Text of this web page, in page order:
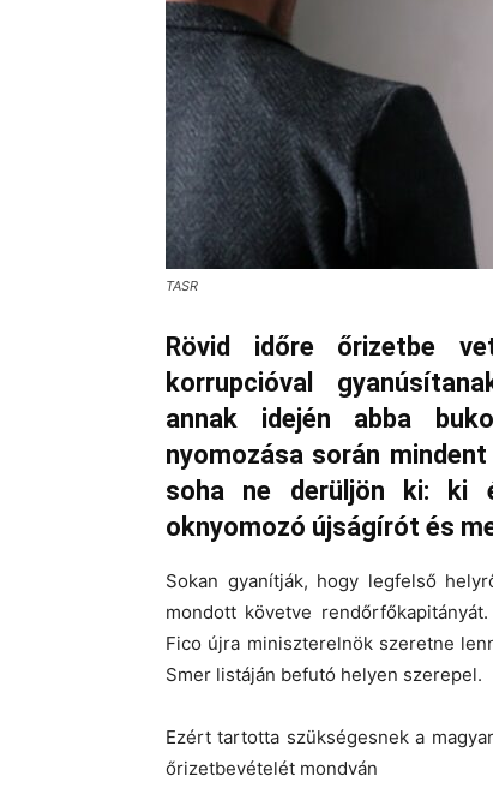
TASR
Rövid időre őrizetbe
korrupcióval
annak idején abba
nyomozása során
soha ne derüljön ki: ki
oknyomozó újságírót és
Sokan gyanítják, hogy legfelső
mondott követve
Fico újra miniszterelnök szeretne
Smer listáján befutó helyen szerepel.
Ezért tartotta szükségesnek a
őrizetbevételét mondván